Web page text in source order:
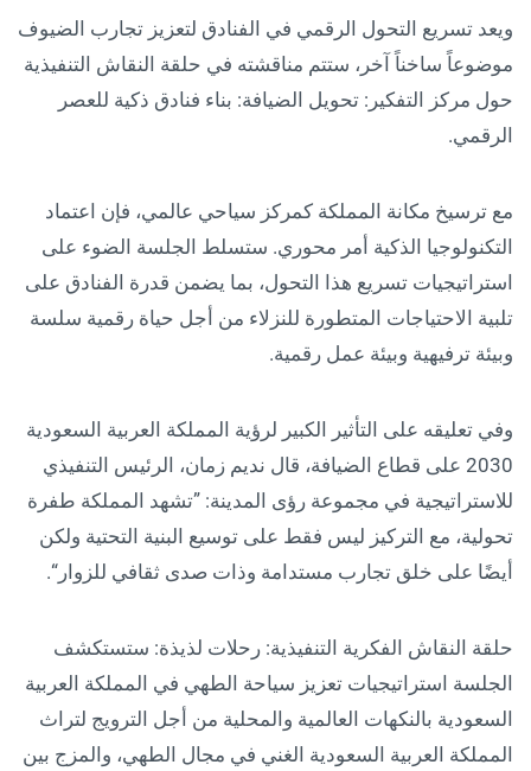
ويعد تسريع التحول الرقمي في الفنادق لتعزيز تجارب الضيوف
موضوعاً ساخناً آخر، ستتم مناقشته في حلقة النقاش التنفيذية
حول مركز التفكير: تحويل الضيافة: بناء فنادق ذكية للعصر
الرقمي.
مع ترسيخ مكانة المملكة كمركز سياحي عالمي، فإن اعتماد
التكنولوجيا الذكية أمر محوري. ستسلط الجلسة الضوء على
استراتيجيات تسريع هذا التحول، بما يضمن قدرة الفنادق على
تلبية الاحتياجات المتطورة للنزلاء من أجل حياة رقمية سلسة
وبيئة ترفيهية وبيئة عمل رقمية.
وفي تعليقه على التأثير الكبير لرؤية المملكة العربية السعودية
2030 على قطاع الضيافة، قال نديم زمان، الرئيس التنفيذي
للاستراتيجية في مجموعة رؤى المدينة: ”تشهد المملكة طفرة
تحولية، مع التركيز ليس فقط على توسيع البنية التحتية ولكن
أيضًا على خلق تجارب مستدامة وذات صدى ثقافي للزوار“.
حلقة النقاش الفكرية التنفيذية: رحلات لذيذة: ستستكشف
الجلسة استراتيجيات تعزيز سياحة الطهي في المملكة العربية
السعودية بالنكهات العالمية والمحلية من أجل الترويج لتراث
المملكة العربية السعودية الغني في مجال الطهي، والمزج بين